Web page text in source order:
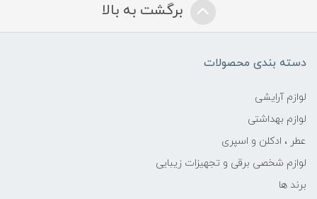
برگشت به بالا
دسته بندی محصولات
لوازم آرایشی
لوازم بهداشتی
عطر ، ادکلن و اسپری
لوازم شخصی برقی و تجهیزات زیبایی
برند ها